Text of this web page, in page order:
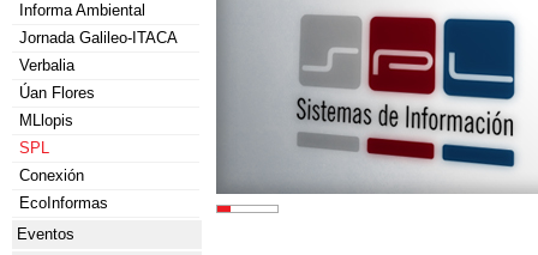
Informa Ambiental
Jornada Galileo-ITACA
Verbalia
Úan Flores
MLlopis
SPL
Conexión
EcoInformas
Eventos